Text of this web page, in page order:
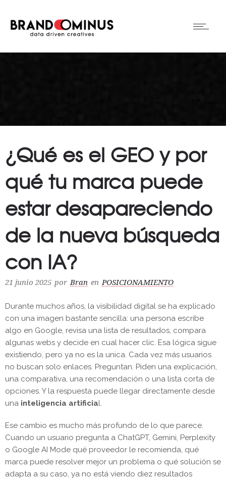
¿Qué es el GEO y por
qué tu marca puede
estar desapareciendo
de la nueva búsqueda
con IA?
21 junio 2025 por Bran en POSICIONAMIENTO
Durante muchos años, la visibilidad digital se ha explicado
con una imagen bastante sencilla: una persona escribe
algo en Google, revisa una lista de resultados, compara
algunas webs y decide en cual hacer clic. Esa lógica sigue
existiendo, pero ya no es la unica. Cada vez más usuarios
no buscan solo enlaces. Preguntan. Piden una explicación,
una comparativa, una recomendación o una lista corta de
opciones. Y la respuesta puede llegar directamente desde
una inteligencia artificial.
Ese cambio es mucho más profundo de lo que parece.
Cuando un usuario pregunta a ChatGPT, Gemini, Perplexity
o Google AI Mode qué proveedor le recomienda, qué
marca puede resolver mejor un problema o qué solución se
adapta a su caso, ya no está viendo diez resultados